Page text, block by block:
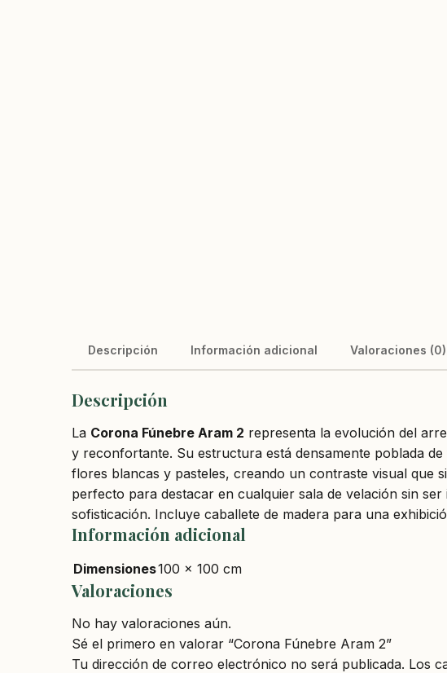
Descripción Información adicional Valoraciones (0)
Descripción
La Corona Fúnebre Aram 2 representa la evolución del
y reconfortante. Su estructura está densamente poblada
flores blancas y pasteles, creando un contraste visual que
perfecto para destacar en cualquier sala de velación sin
sofisticación. Incluye caballete de madera para una
Información adicional
Dimensiones100 × 100 cm
Valoraciones
No hay valoraciones aún.
Sé el primero en valorar “Corona Fúnebre Aram 2”
Tu dirección de correo electrónico no será publicada. Los